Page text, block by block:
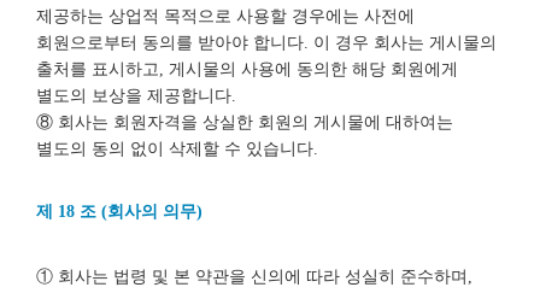
제공하는 상업적 목적으로 사용할 경우에는 사전에
회원으로부터 동의를 받아야 합니다. 이 경우 회사는 게시물의
출처를 표시하고, 게시물의 사용에 동의한 해당 회원에게
별도의 보상을 제공합니다.
⑧ 회사는 회원자격을 상실한 회원의 게시물에 대하여는
별도의 동의 없이 삭제할 수 있습니다.
제 18 조 (회사의 의무)
① 회사는 법령 및 본 약관을 신의에 따라 성실히 준수하며,